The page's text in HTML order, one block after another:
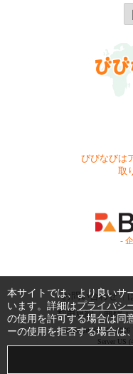
びびなびは
取
-
お問い合わせ
利用規約
商標
Copyright © 1999-2026
Server US
本サイトでは、より良いサ
います。詳細はプライバシ
の使用を許可する場合は同
ーの使用を拒否する場合は